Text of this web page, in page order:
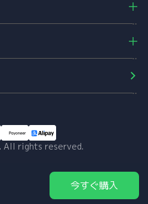
今すぐ購入
All rights reserved.
お買い物カゴ アカウント